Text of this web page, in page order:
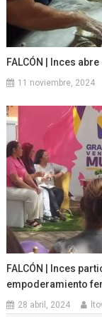
FALCÓN | Inces
11 noviembre, 2024
FALCÓN | Inces
empoderamiento
28 abril, 2024